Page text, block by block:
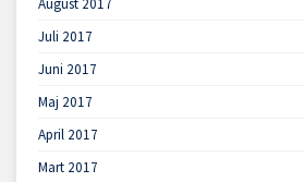
August 2017
Juli 2017
Juni 2017
Maj 2017
April 2017
Mart 2017